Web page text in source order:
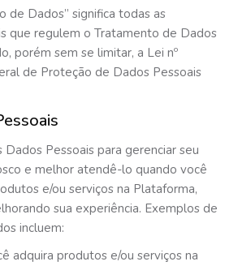
de Dados” significa todas as
que regulem o Tratamento de Dados
porém sem se limitar, a Lei nº
de Proteção de Dados Pessoais
Pessoais para gerenciar seu
e melhor atendê-lo quando você
e/ou serviços na Plataforma,
sua experiência. Exemplos de
incluem:
adquira produtos e/ou serviços na